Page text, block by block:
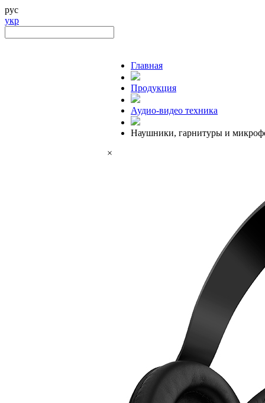
рус
укр
Главная
Продукция
Аудио-видео техника
Наушники, гарнитуры и
×